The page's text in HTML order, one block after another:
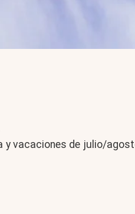
y vacaciones de julio/